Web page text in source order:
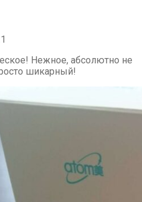
Нежное, абсолютно не
шикарный!